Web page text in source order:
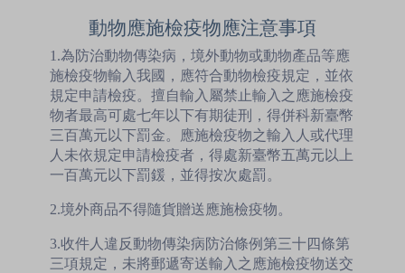
動物應施檢疫物應注意事項
1.為防治動物傳染病，境外動物或動物產品等應
施檢疫物輸入我國，應符合動物檢疫規定，並依
規定申請檢疫。擅自輸入屬禁止輸入之應施檢疫
物者最高可處七年以下有期徒刑，得併科新臺幣
三百萬元以下罰金。應施檢疫物之輸入人或代理
人未依規定申請檢疫者，得處新臺幣五萬元以上
一百萬元以下罰鍰，並得按次處罰。
2.境外商品不得隨貨贈送應施檢疫物。
3.收件人違反動物傳染病防治條例第三十四條第
三項規定，未將郵遞寄送輸入之應施檢疫物送交